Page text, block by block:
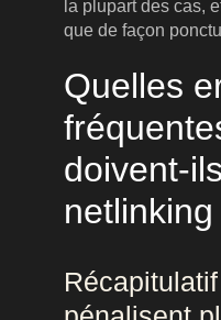
la plupart des cas,
que de façon
Quelles
doivent-
netlinking